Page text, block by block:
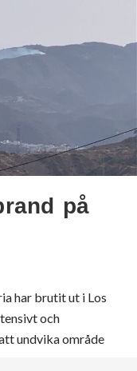
på
har brutit ut i Los
och
undvika område